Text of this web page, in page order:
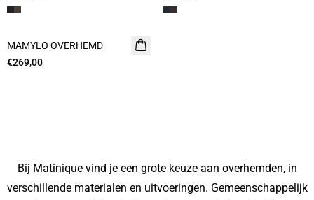
NIEUW
MAMYLO OVERHEMD
€269,00
Bij Matinique vind je een grote keuze aan overhemden, in
verschillende materialen en uitvoeringen. Gemeenschappelijk